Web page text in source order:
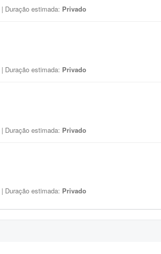
| Duração estimada: Privado
| Duração estimada: Privado
| Duração estimada: Privado
| Duração estimada: Privado